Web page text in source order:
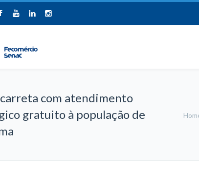
carreta com atendimento
gratuito à população de